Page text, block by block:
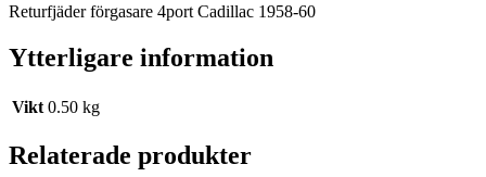
Returfjäder förgasare 4port Cadillac 1958-60
Ytterligare information
Vikt 0.50 kg
Relaterade produkter